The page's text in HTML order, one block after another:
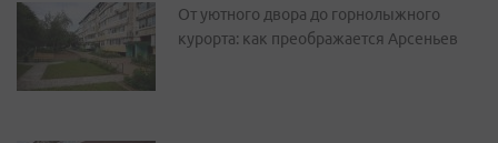
От уютного двора до горнолыжного
курорта: как преображается Арсеньев